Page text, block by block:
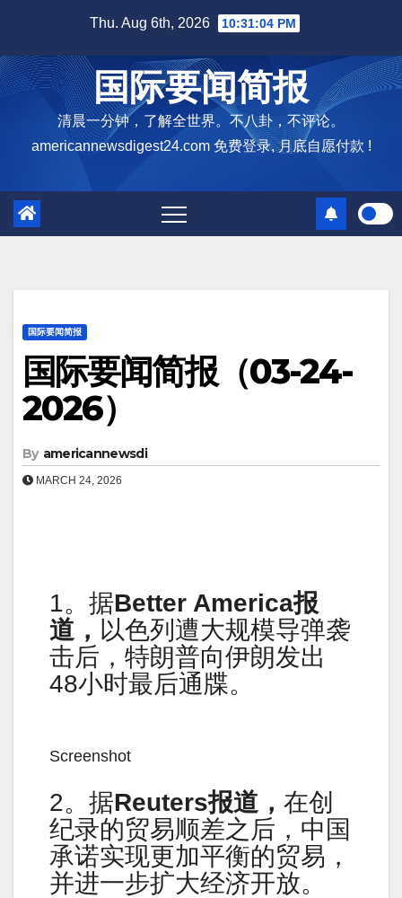
content
Thu. Aug 6th, 2026 10:31:05 PM
国际要闻简报
清晨一分钟，了解全世界。不八卦，不评论。
americannewsdigest24.com 免费登录, 月底自愿付款 !
国际要闻简报
国际要闻简报（03-24-
2026）
By americannewsdi
MARCH 24, 2026
1。据Better America报
道， 以色列遭大规模导弹袭
击后，特朗普向伊朗发出
48小时最后通牒。
Screenshot
2。据Reuters报道， 在创
纪录的贸易顺差之后，中国
承诺实现更加平衡的贸易，
并进一步扩大经济开放。